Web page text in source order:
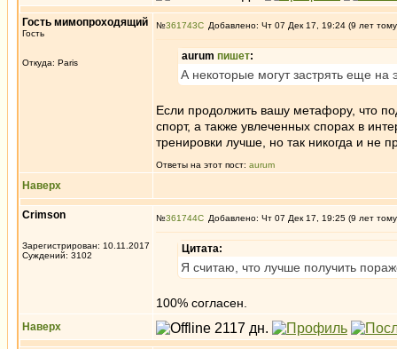
Гость мимопроходящий
Гость
Откуда: Paris
№361743 Добавлено: Чт 07 Дек 17, 19:24 (9 лет
aurum пишет:
А некоторые могут застрять еще
Если продолжить вашу метафору, что
спорт, а также увлеченных спорах в
тренировки лучше, но так никогда и не
Ответы на этот пост: aurum
Наверх
Crimson
Зарегистрирован: 10.11.2017
Суждений: 3102
№361744 Добавлено: Чт 07 Дек 17, 19:25 (9 лет
Цитата:
Я считаю, что лучше получить
100% согласен.
Наверх